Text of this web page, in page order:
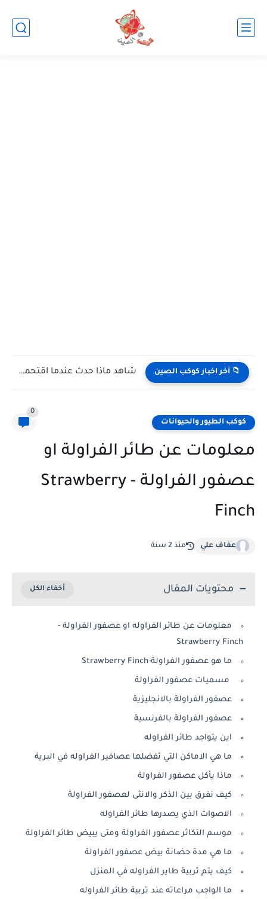
📁 آخر اخبار كوكب الصين شاهد كيف يتغلب النمس على الكوبرا في مواجهة تعتمد على...
كوكب الطيور والحيوانات
0
معلومات عن طائر الفراولة او
عصفور الفراولة - Strawberry
Finch
عفاف علي منذ 2 سنة
محتويات المقال
معلومات عن طائر الفراوله او عصفور الفراولة -
Strawberry Finch
ما هو عصفور الفراولة-Strawberry Finch
مسميات عصفور الفراولة
عصفور الفراولة بالانجليزية
عصفور الفراولة بالفرنسية
اين يتواجد طائر الفراوله
ما هي الاماكن التي تفضلها عصافير الفراوله في البرية
ماذا يأكل عصفور الفراولة
كيف نفرق بين الذكر والانثى لعصفور الفراولة
الاصوات الذي يصدرها طائر الفراوله
موسم التكاثر عصفور الفراولة ومتى يبيض طائر الفراولة
ما هي مدة حضانة بيض عصفور الفراولة
كيف يتم تربية طاير الفراوله في المنزل
ما الواجب مراعاته عند تربية طائر الفراوله